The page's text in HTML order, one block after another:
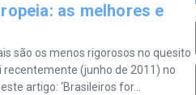
as melhores e
são os menos rigorosos no quesito
recentemente (junho de 2011) no
artigo: ‘Brasileiros for...